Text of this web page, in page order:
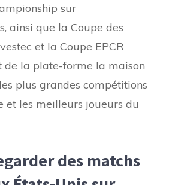
sur
ainsi que la Coupe des
et la Coupe EPCR
de la plate-forme la maison
plus grandes compétitions
et les meilleurs joueurs du
des matchs